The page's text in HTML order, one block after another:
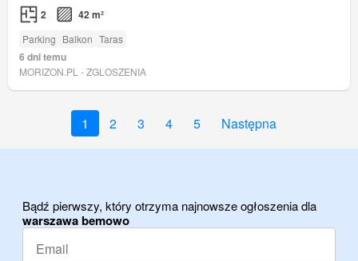
2 42 m²
Parking Balkon Taras
6 dni temu
MORIZON.PL - ZGLOSZENIA
1 2 3 4 5 Następna
Bądź pierwszy, który otrzyma najnowsze ogłoszenia dla
warszawa bemowo